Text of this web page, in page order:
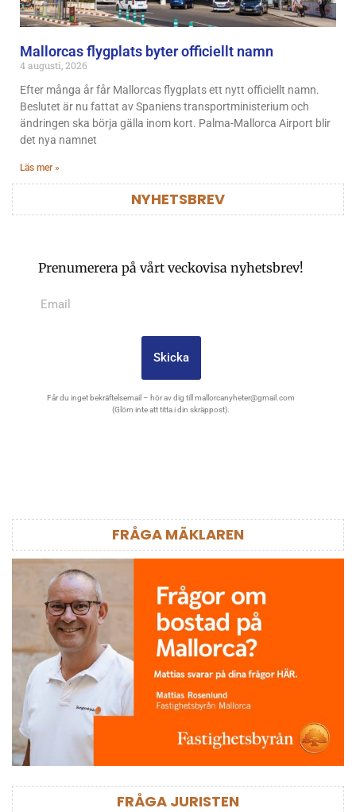
Mallorcas flygplats byter officiellt namn
4 augusti, 2026
Efter många år får Mallorcas flygplats ett nytt officiellt namn.
Beslutet är nu fattat av Spaniens transportministerium och
ändringen ska börja gälla inom kort. Palma-Mallorca Airport blir
det nya namnet
Läs mer »
NYHETSBREV
Prenumerera på vårt veckovisa nyhetsbrev!
Skicka
Får du inget bekräftelsemail – hör av dig till mallorcanyheter@gmail.com
(Glöm inte att titta i din skräppost).
FRÅGA MÄKLAREN
FRÅGA JURISTEN